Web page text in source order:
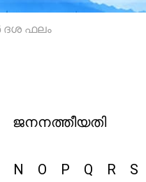
ദശ ഫലം
ജനനത്തീയതി
N O P Q R S